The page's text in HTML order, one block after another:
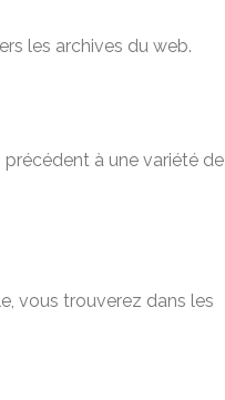
les archives du web.
précédent à une variété de
vous trouverez dans les